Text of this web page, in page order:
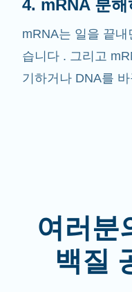
4. mRNA 분해
mRNA는 일을 끝
습니다 . 그리고
기하거나 DNA를
여러분
백질